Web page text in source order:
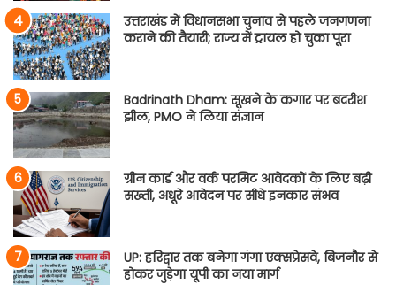
उत्तराखंड में विधानसभा चुनाव से पहले जनगणना
कराने की तैयारी; राज्य में ट्रायल हो चुका पूरा
Badrinath Dham: सूखने के कगार पर बदरीश
झील, PMO ने लिया संज्ञान
ग्रीन कार्ड और वर्क परमिट आवेदकों के लिए बढ़ी
सख्ती, अधूरे आवेदन पर सीधे इनकार संभव
UP: हरिद्वार तक बनेगा गंगा एक्सप्रेसवे, बिजनौर से
होकर जुड़ेगा यूपी का नया मार्ग